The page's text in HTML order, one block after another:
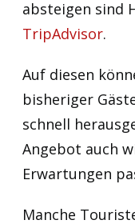
absteigen sind
TripAdvisor.
Auf diesen
bisheriger
schnell
Angebot auch
Erwartungen
Manche